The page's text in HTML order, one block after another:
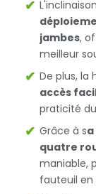
jambes,
meilleur
De plus, la
accès
praticité
Grâce à s
quatre
maniable,
fauteuil